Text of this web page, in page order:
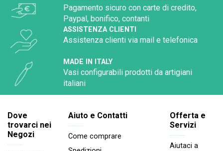
Pagamento sicuro con carte di credito,
Paypal, bonifico, contanti
ASSISTENZA CLIENTI
Assistenza clienti via mail e telefonica
MADE IN ITALY
Vasi configurabili prodotti da artigiani
italiani
Dove
trovarci nei
Negozi
Aiuto e Contatti
Come comprare
Offerta e
Servizi
Aiutaci a